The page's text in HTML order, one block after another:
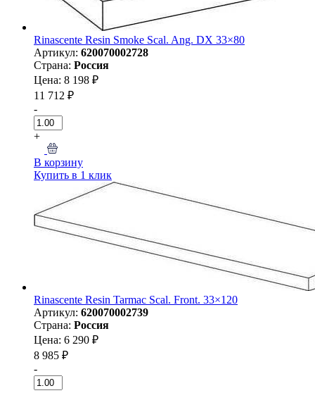
Rinascente Resin Smoke Scal. Ang. DX 33×80
Артикул: 620070002728
Страна: Россия
Цена: 8 198 ₽
11 712 ₽
-
+
В корзину
Купить в 1 клик
Rinascente Resin Tarmac Scal. Front. 33×120
Артикул: 620070002739
Страна: Россия
Цена: 6 290 ₽
8 985 ₽
-